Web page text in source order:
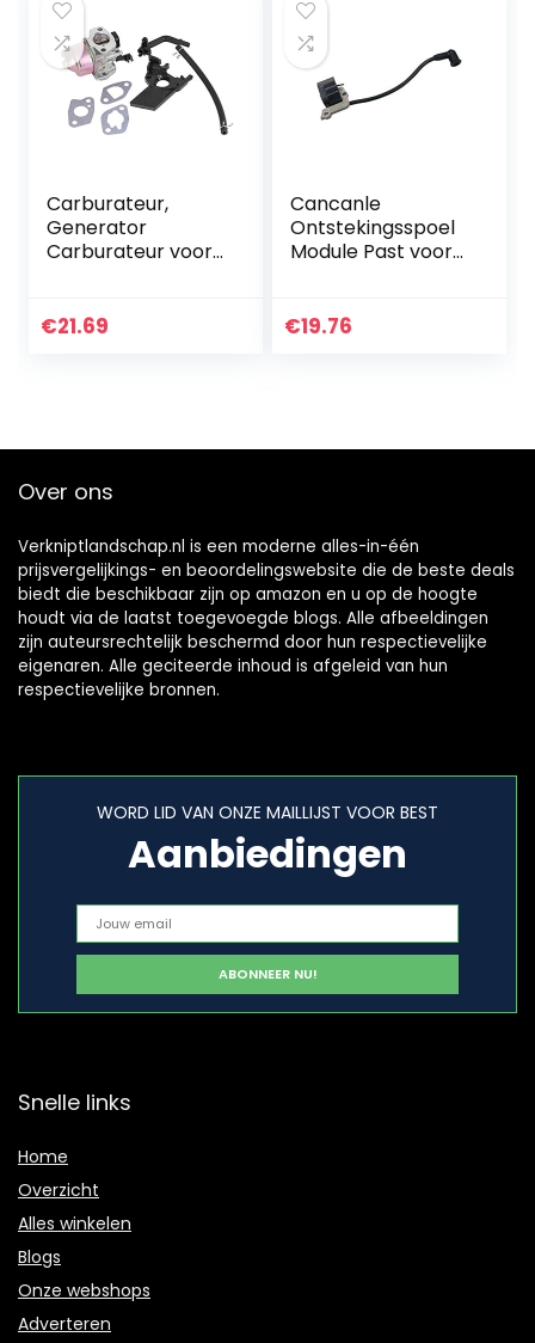
Carburateur,
Generator
Carburateur voor
3KW Generator
€21.69
Cancanle
Ontstekingsspoel
Module Past voor
BR45 SH55 SH85
€19.76
Over ons
Verkniptlandschap.nl is een moderne alles-in-één
prijsvergelijkings- en beoordelingswebsite die de beste deals
biedt die beschikbaar zijn op amazon en u op de hoogte
houdt via de laatst toegevoegde blogs. Alle afbeeldingen
zijn auteursrechtelijk beschermd door hun respectievelijke
eigenaren. Alle geciteerde inhoud is afgeleid van hun
respectievelijke bronnen.
WORD LID VAN ONZE MAILLIJST VOOR BEST
Aanbiedingen
Snelle links
Home
Overzicht
Alles winkelen
Blogs
Onze webshops
Adverteren